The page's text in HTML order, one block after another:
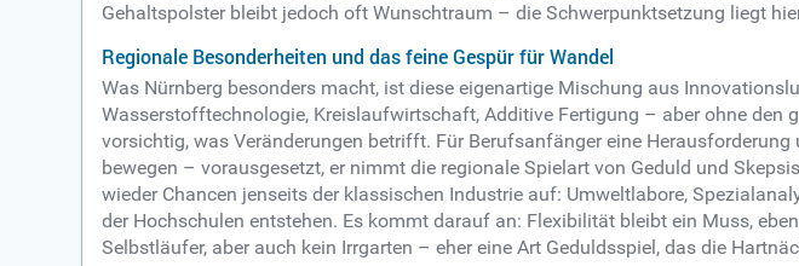
Gehaltspolster bleibt jedoch oft Wunschtraum – die Schwerpunktsetzung liegt
Regionale Besonderheiten und das feine Gespür für Wandel
Was Nürnberg besonders macht, ist diese eigenartige Mischung aus
Wasserstofftechnologie, Kreislaufwirtschaft, Additive Fertigung – aber ohne den
vorsichtig, was Veränderungen betrifft. Für Berufsanfänger eine
bewegen – vorausgesetzt, er nimmt die regionale Spielart von Geduld und
wieder Chancen jenseits der klassischen Industrie auf: Umweltlabore,
der Hochschulen entstehen. Es kommt darauf an: Flexibilität bleibt ein Muss,
Selbstläufer, aber auch kein Irrgarten – eher eine Art Geduldsspiel, das die